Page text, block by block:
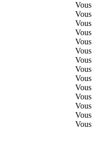
Vous
Vous
Vous
Vous
Vous
Vous
Vous
Vous
Vous
Vous
Vous
Vous
Vous
Vous